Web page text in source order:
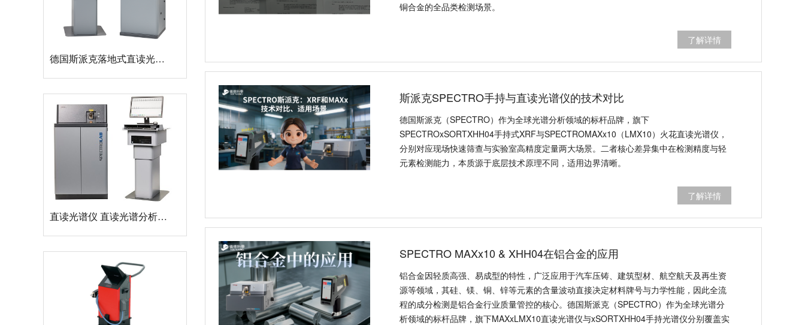
铜合金的全品类检测场景。
了解详情
斯派克SPECTRO手持与直读光谱仪的技术对比
德国斯派克（SPECTRO）作为全球光谱分析领域的标杆品牌，旗下
SPECTROxSORTXHH04手持式XRF与SPECTROMAXx10（LMX10）火花直读光谱仪，
分别对应现场快速筛查与实验室高精度定量两大场景。二者核心差异集中在检测精度与轻
元素检测能力，本质源于底层技术原理不同，适用边界清晰。
了解详情
SPECTRO MAXx10 & XHH04在铝合金的应用
铝合金因轻质高强、易成型的特性，广泛应用于汽车压铸、建筑型材、航空航天及再生资
源等领域，其硅、镁、铜、锌等元素的含量波动直接决定材料牌号与力学性能，因此全流
程的成分检测是铝合金行业质量管控的核心。德国斯派克（SPECTRO）作为全球光谱分
析领域的标杆品牌，旗下MAXxLMX10直读光谱仪与xSORTXHH04手持光谱仪分别覆盖实
直读光谱仪 直读光谱分析仪 LAB S